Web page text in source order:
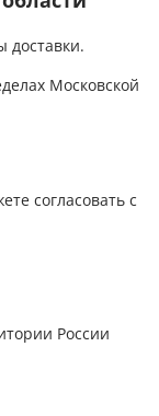
доставки.
Московской
согласовать с
России